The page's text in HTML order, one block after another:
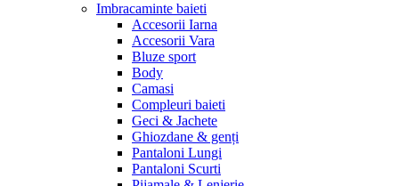
Imbracaminte baieti
Accesorii Iarna
Accesorii Vara
Bluze sport
Body
Camasi
Compleuri baieti
Geci & Jachete
Ghiozdane & genți
Pantaloni Lungi
Pantaloni Scurti